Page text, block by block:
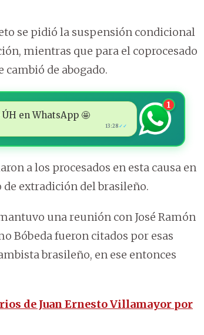
se pidió la suspensión condicional
mientras que para el coprocesado
de abogado.
en WhatsApp 🤩
13:28 ✓✓
1
a los procesados en esta causa en
extradición del brasileño.
una reunión con José Ramón
Bóbeda fueron citados por esas
brasileño, en ese entonces
de Juan Ernesto Villamayor por